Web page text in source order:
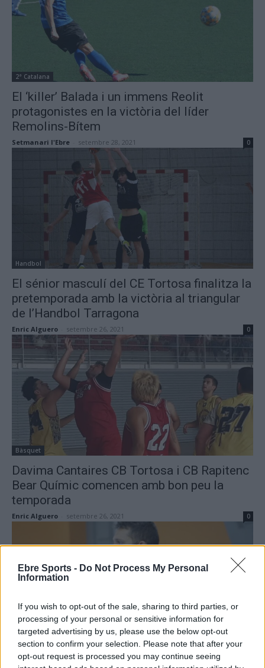
Ebre Sports - Do Not Process My Personal
Information
If you wish to opt-out of the sale, sharing to third parties, or
processing of your personal or sensitive information for
targeted advertising by us, please use the below opt-out
section to confirm your selection. Please note that after your
opt-out request is processed you may continue seeing
2ª Catalana
El ‘killer’ Balada i un immens Reolit
protagonistes en la victòria del líder
Remolins-Bítem
Setmanari l'Ebre setembre 28, 2021 0
Handbol
El sénior masculí del CE Tortosa finalitza la
pretemporada amb la victòria al triangular
de l’Handbol Tarragona
Enric Alguero setembre 26, 2021 0
Bàsquet
Davima Cantaires CB Tortosa i CB Rapitenc
Bear Químic comencen amb bon peu la
temporada
Enric Alguero setembre 26, 2021 0
Handbol
El Port de Sagunt del tortosí Toni Malla